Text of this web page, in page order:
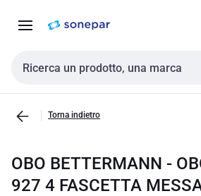
navigazione alla
Cerca input
Torna indietro
OBO BETTERMANN -
927 4 FASCETTA